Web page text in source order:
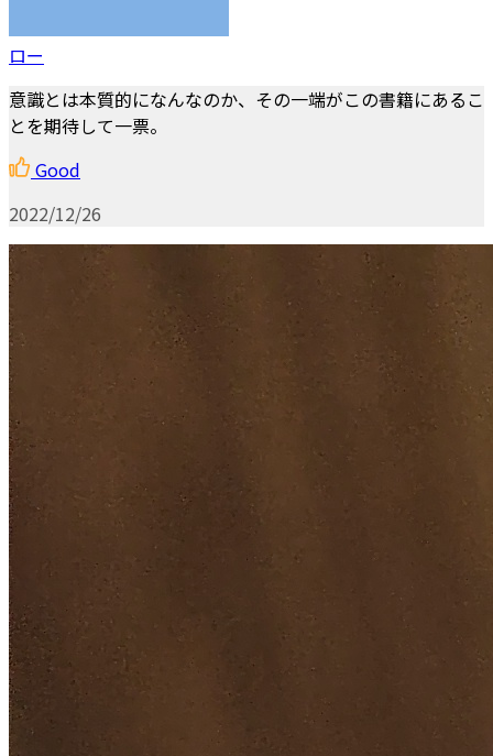
ロー
意識とは本質的になんなのか、その一端がこの書籍にあるこ
とを期待して一票。
Good
2022/12/26